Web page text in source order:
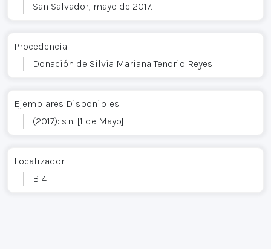
San Salvador, mayo de 2017.
Procedencia
Donación de Silvia Mariana Tenorio Reyes
Ejemplares Disponibles
(2017): s.n. [1 de Mayo]
Localizador
B-4